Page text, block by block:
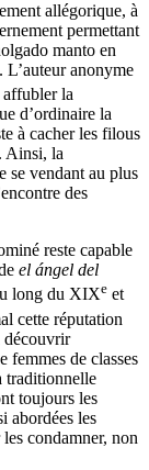
allégorique, à
permettant
manto en
anonyme
affubler la
d’ordinaire la
à cacher les filous
Ainsi, la
se vendant au plus
des
reste capable
el ángel del
long du XIXe et
cette réputation
découvrir
femmes de classes
traditionnelle
toujours les
abordées les
condamner, non